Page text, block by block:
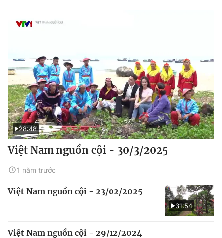
28:48
Việt Nam nguồn cội - 30/3/2025
1 năm trước
31:54
Việt Nam nguồn cội - 23/02/2025
Việt Nam nguồn cội - 29/12/2024